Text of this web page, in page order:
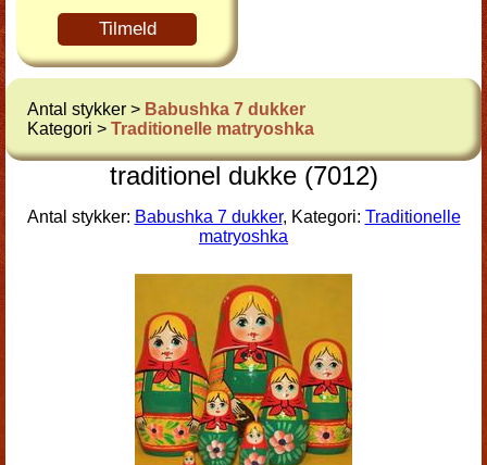
Tilmeld
Antal stykker > Babushka 7 dukker
Kategori > Traditionelle matryoshka
traditionel dukke (7012)
Antal stykker: Babushka 7 dukker, Kategori: Traditionelle
matryoshka